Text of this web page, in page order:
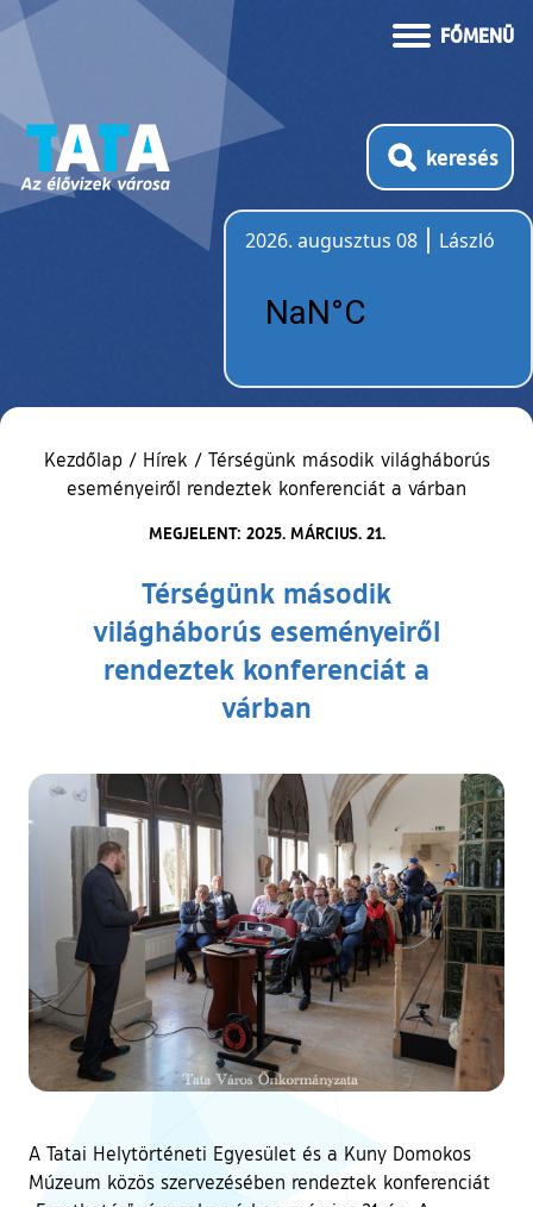
FŐMENÜ
keresés
2026. augusztus 08
László
Kezdőlap / Hírek / Térségünk második világháborús
eseményeiről rendeztek konferenciát a várban
MEGJELENT: 2025. MÁRCIUS. 21.
Térségünk második
világháborús eseményeiről
rendeztek konferenciát a
várban
A Tatai Helytörténeti Egyesület és a Kuny Domokos
Múzeum közös szervezésében rendeztek konferenciát